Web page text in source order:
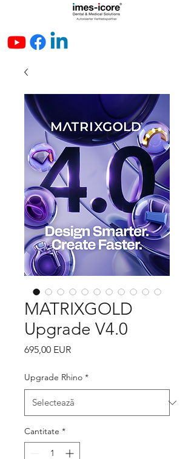
MATRIXGOLD
Upgrade V4.0
695,00 EURPreț
Upgrade Rhino *
Cantitate *